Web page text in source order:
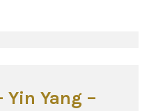
Yang –